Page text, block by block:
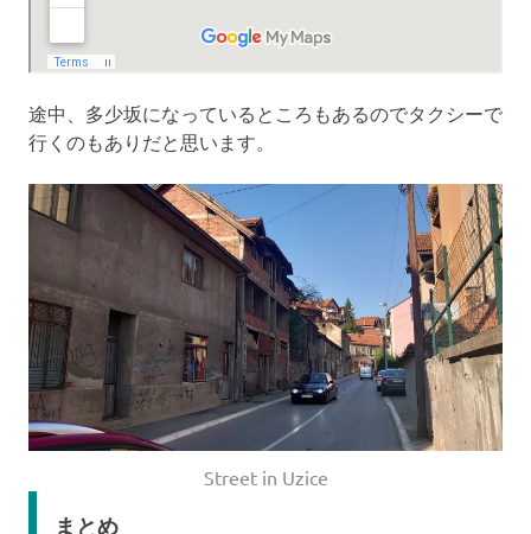
途中、多少坂になっているところもあるのでタクシーで
行くのもありだと思います。
Street in Uzice
まとめ